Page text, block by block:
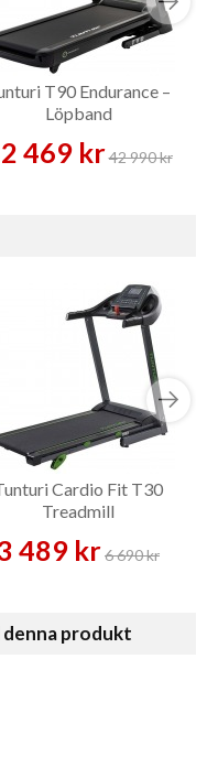
T90 Endurance –
Löpband
469 kr42 990 kr
Cardio Fit T30
Treadmill
489 kr6 690 kr
produkt